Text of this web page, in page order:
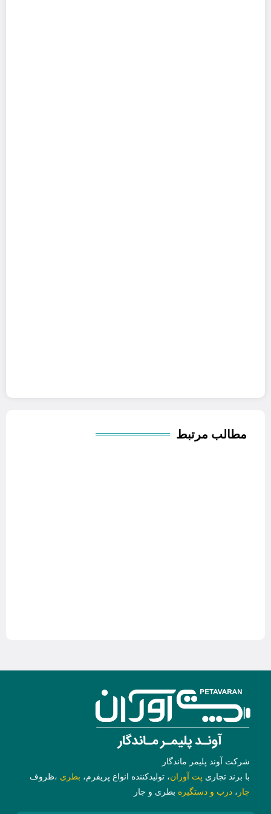
مطالب مرتبط
شرکت آوند پلیمر ماندگار
با برند تجاری پت آوران، تولیدکننده انواع پریفرم، بطری ،ظروف
جار ، درب و دستگیره بطری و جار